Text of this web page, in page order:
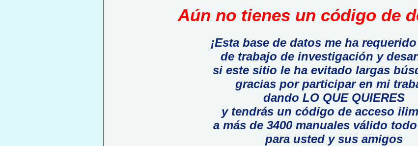
Aún no tienes un código de
¡Esta base de datos me ha
de trabajo de investigación y
si este sitio le ha evitado largas
gracias por participar en mi
dando LO QUE QUIERES
y tendrás un código de acceso
a más de 3400 manuales válido
para usted y sus amigos